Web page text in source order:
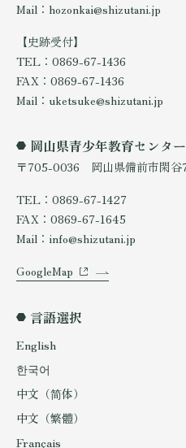
Mail：hozonkai@shizutani.jp
【史跡受付】
TEL：0869-67-1436
FAX：0869-67-1436
Mail：uketsuke@shizutani.jp
岡山県青少年教育センタ
〒705-0036 岡山県備前市閑谷
TEL：0869-67-1427
FAX：0869-67-1645
Mail：info@shizutani.jp
GoogleMap
言語選択
English
한국어
中文（简体）
中文（繁體）
Français